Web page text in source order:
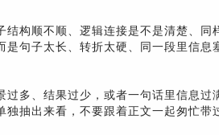
构顺不顺、逻辑连接是不是清楚、同
句子太长、转折太硬、同一段里信息
多、结果过少，或者一句话里信息过
抽出来看，不要跟着正文一起匆忙带